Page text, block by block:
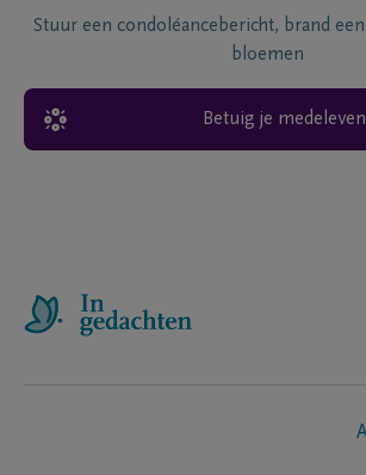
Stuur een condoléancebericht, brand
bloemen
Betuig je medeleven